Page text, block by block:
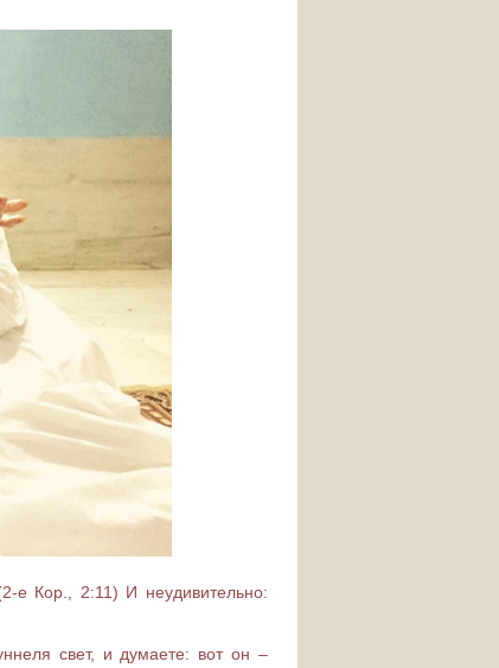
е Кор., 2:11) И неудивительно:
свет, и думаете: вот он –